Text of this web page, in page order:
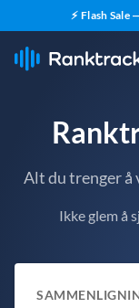
⚡ Flash
Alt du trenger å
Ikke glem å